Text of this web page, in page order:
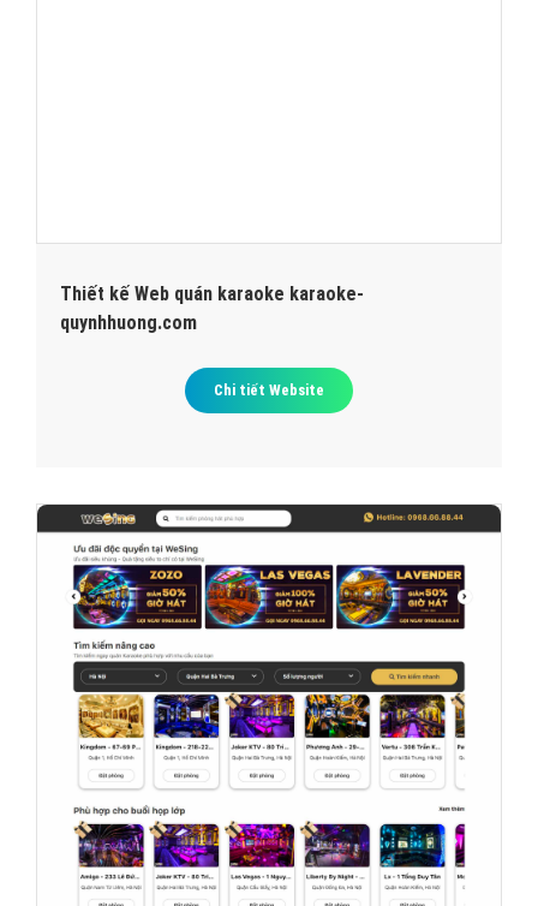
Thiết kế Web quán karaoke karaoke-
quynhhuong.com
Chi tiết Website